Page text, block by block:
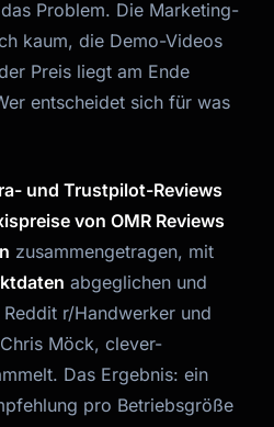
Problem. Die Marketing-
kaum, die Demo-Videos
Preis liegt am Ende
entscheidet sich für was
und Trustpilot-Reviews
von OMR Reviews
zusammengetragen, mit
abgeglichen und
r/Handwerker und
Möck, clever-
Das Ergebnis: ein
pro Betriebsgröße